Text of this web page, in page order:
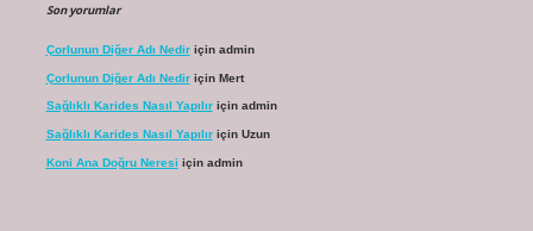
Son yorumlar
Çorlunun Diğer Adı Nediriçin admin
Çorlunun Diğer Adı Nediriçin Mert
Sağlıklı Karides Nasıl Yapılıriçin admin
Sağlıklı Karides Nasıl Yapılıriçin Uzun
Koni Ana Doğru Neresi için admin